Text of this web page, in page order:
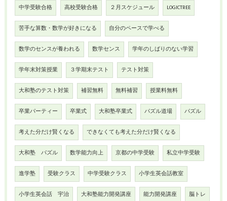
中学受験合格 高校受験合格 ２月スケジュール LOGICTREE
苦手な算数・数学が好きになる 自分のペースで学べる
数学のセンスが養われる 数学センス 学年のしばりのない学習
学年末対策授業 ３学期末テスト テスト対策
大和塾のテスト対策 補習無料 無料補習 授業料無料
卒業パーティー 卒業式 大和塾卒業式 パズル道場 パズル
考えた分だけ賢くなる できなくても考えた分だけ賢くなる
大和塾 パズル 数学能力向上 京都の中学受験 私立中学受験
進学塾 受験クラス 中学受験クラス 小学生英会話教室
小学生英会話 宇治 大和塾能力開発講座 能力開発講座 脳トレ